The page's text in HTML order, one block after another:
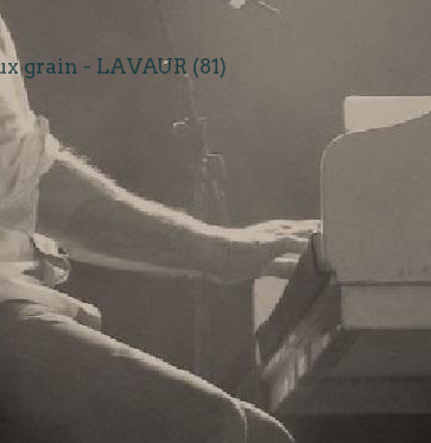
grain - LAVAUR (81)